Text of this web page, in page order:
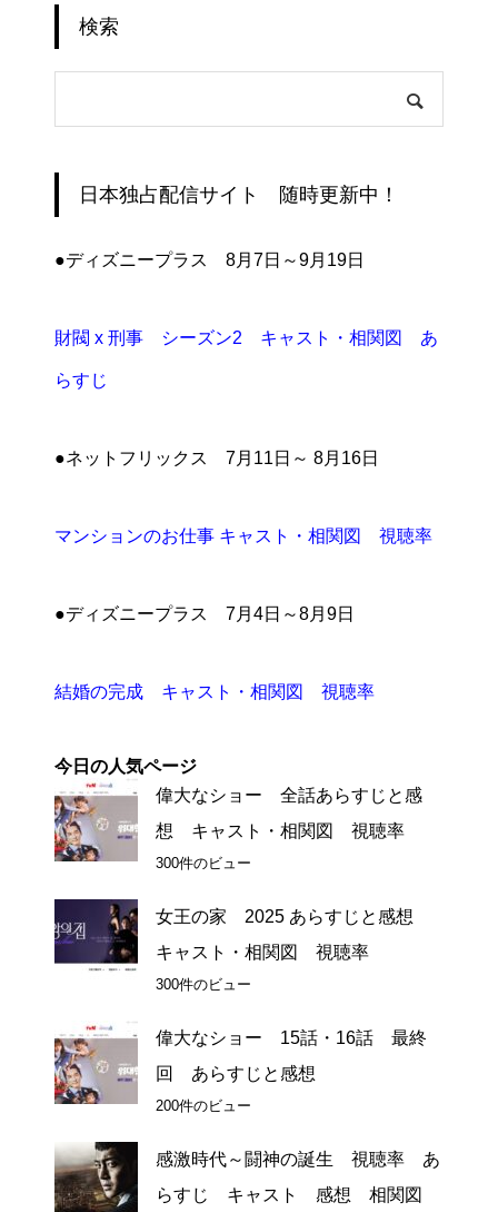
検索
日本独占配信サイト 随時更新中！
●ディズニープラス 8月7日～9月19日
財閥 x 刑事 シーズン2 キャスト・相関図 あ
らすじ
●ネットフリックス 7月11日～ 8月16日
マンションのお仕事 キャスト・相関図 視聴率
●ディズニープラス 7月4日～8月9日
結婚の完成 キャスト・相関図 視聴率
今日の人気ページ
偉大なショー 全話あらすじと感
想 キャスト・相関図 視聴率
300件のビュー
女王の家 2025 あらすじと感想
キャスト・相関図 視聴率
300件のビュー
偉大なショー 15話・16話 最終
回 あらすじと感想
200件のビュー
感激時代～闘神の誕生 視聴率 あ
らすじ キャスト 感想 相関図